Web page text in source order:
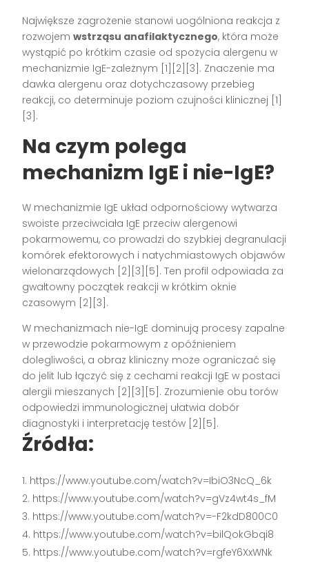
Największe zagrożenie stanowi uogólniona reakcja z
rozwojemwstrząsu anafilaktycznego, która może
wystąpić po krótkim czasie od spożycia alergenu w
mechanizmie IgE-zależnym [1][2][3]. Znaczenie ma
dawka alergenu oraz dotychczasowy przebieg
reakcji, co determinuje poziom czujności klinicznej [1]
[3].
Na czym polega
mechanizm IgE i nie-IgE?
W mechanizmie IgE układ odpornościowy wytwarza
swoiste przeciwciała IgE przeciw alergenowi
pokarmowemu, co prowadzi do szybkiej degranulacji
komórek efektorowych i natychmiastowych objawów
wielonarządowych [2][3][5]. Ten profil odpowiada za
gwałtowny początek reakcji w krótkim oknie
czasowym [2][3].
W mechanizmach nie-IgE dominują procesy zapalne
w przewodzie pokarmowym z opóźnieniem
dolegliwości, a obraz kliniczny może ograniczać się
do jelit lub łączyć się z cechami reakcji IgE w postaci
alergii mieszanych [2][3][5]. Zrozumienie obu torów
odpowiedzi immunologicznej ułatwia dobór
diagnostyki i interpretację testów [2][5].
Źródła:
https://www.youtube.com/watch?v=IbiO3NcQ_6k
https://www.youtube.com/watch?v=gVz4wt4s_fM
https://www.youtube.com/watch?v=-F2kdD800C0
https://www.youtube.com/watch?v=bilQokGbqi8
https://www.youtube.com/watch?v=rgfeY6XxWNk